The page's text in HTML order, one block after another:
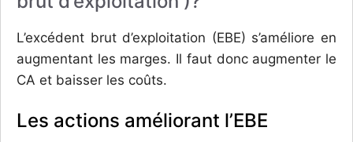
L’excédent brut d’exploitation (EBE) s’améliore en
augmentant les marges. Il faut donc augmenter le
CA et baisser les coûts.
Les actions améliorant l’EBE